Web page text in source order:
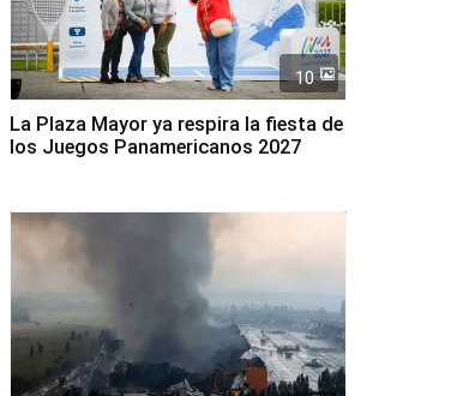
10
La Plaza Mayor ya respira la fiesta de
los Juegos Panamericanos 2027